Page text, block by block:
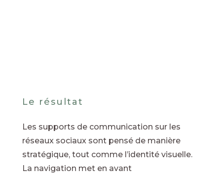
Le résultat
Les supports de communication sur les
réseaux sociaux sont pensé de manière
stratégique, tout comme l’identité visuelle.
La navigation met en avant